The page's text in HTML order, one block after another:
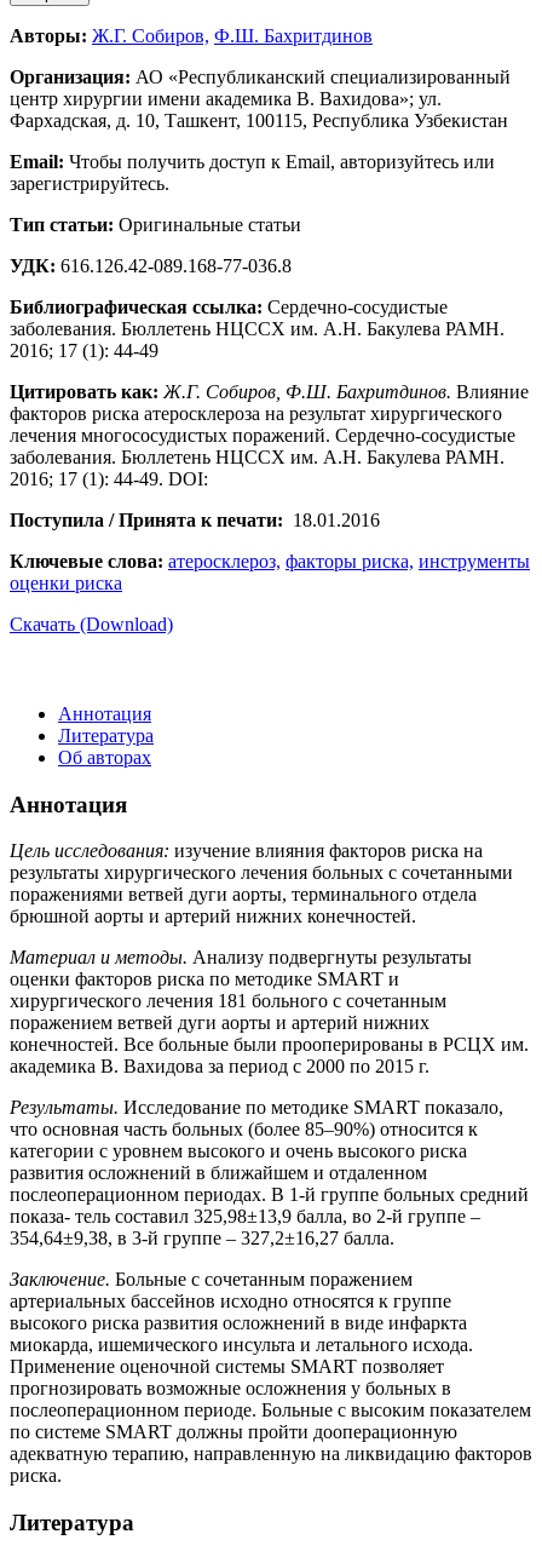
Авторы: Ж.Г. Собиров, Ф.Ш. Бахритдинов
Организация: АО «Республиканский специализированный
центр хирургии имени академика В. Вахидова»; ул.
Фархадская, д. 10, Ташкент, 100115, Республика Узбекистан
Email: Чтобы получить доступ к Email, авторизуйтесь или
зарегистрируйтесь.
Тип статьи: Оригинальные статьи
УДК: 616.126.42-089.168-77-036.8
Библиографическая ссылка: Сердечно-сосудистые
заболевания. Бюллетень НЦССХ им. А.Н. Бакулева РАМН.
2016; 17 (1): 44-49
Цитировать как: Ж.Г. Собиров, Ф.Ш. Бахритдинов. Влияние
факторов риска атеросклероза на результат хирургического
лечения многососудистых поражений. Сердечно-сосудистые
заболевания. Бюллетень НЦССХ им. А.Н. Бакулева РАМН.
2016; 17 (1): 44-49. DOI:
Поступила / Принята к печати: 18.01.2016
Ключевые слова: атеросклероз, факторы риска, инструменты
оценки риска
Скачать (Download)
Аннотация
Литература
Об авторах
Аннотация
Цель исследования: изучение влияния факторов риска на
результаты хирургического лечения больных с сочетанными
поражениями ветвей дуги аорты, терминального отдела
брюшной аорты и артерий нижних конечностей.
Материал и методы. Анализу подвергнуты результаты
оценки факторов риска по методике SMART и
хирургического лечения 181 больного с сочетанным
поражением ветвей дуги аорты и артерий нижних
конечностей. Все больные были прооперированы в РСЦХ им.
академика В. Вахидова за период с 2000 по 2015 г.
Результаты. Исследование по методике SMART показало,
что основная часть больных (более 85–90%) относится к
категории с уровнем высокого и очень высокого риска
развития осложнений в ближайшем и отдаленном
послеоперационном периодах. В 1-й группе больных средний
показа- тель составил 325,98±13,9 балла, во 2-й группе –
354,64±9,38, в 3-й группе – 327,2±16,27 балла.
Заключение. Больные с сочетанным поражением
артериальных бассейнов исходно относятся к группе
высокого риска развития осложнений в виде инфаркта
миокарда, ишемического инсульта и летального исхода.
Применение оценочной системы SMART позволяет
прогнозировать возможные осложнения у больных в
послеоперационном периоде. Больные с высоким показателем
по системе SMART должны пройти дооперационную
адекватную терапию, направленную на ликвидацию факторов
риска.
Литература